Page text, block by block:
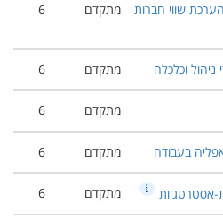
שווי חברות מתקדם 6
וכלכלה מתקדם 6
מתקדם 6
אפליה בעבודה מתקדם 6
אסטרטגיות מתקדם 6